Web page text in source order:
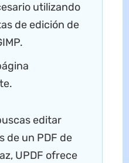
utilizando
de edición de
editar
de un PDF de
UPDF ofrece